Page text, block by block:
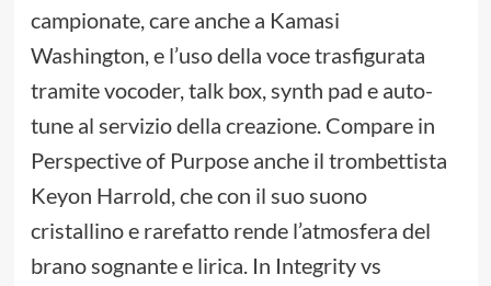
campionate, care anche a Kamasi
Washington, e l’uso della voce trasfigurata
tramite vocoder, talk box, synth pad e auto-
tune al servizio della creazione. Compare in
Perspective of Purpose anche il trombettista
Keyon Harrold, che con il suo suono
cristallino e rarefatto rende l’atmosfera del
brano sognante e lirica. In Integrity vs